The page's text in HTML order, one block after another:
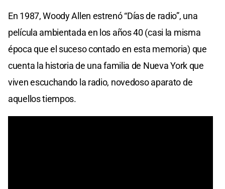
En 1987, Woody Allen estrenó “Días de radio”, una
película ambientada en los años 40 (casi la misma
época que el suceso contado en esta memoria) que
cuenta la historia de una familia de Nueva York que
viven escuchando la radio, novedoso aparato de
aquellos tiempos.